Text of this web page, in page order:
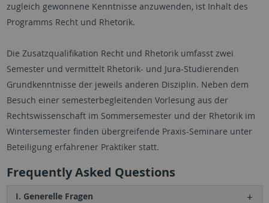
zugleich gewonnene Kenntnisse anzuwenden, ist Inhalt des
Programms Recht und Rhetorik.
Die Zusatzqualifikation Recht und Rhetorik umfasst zwei
Semester und vermittelt Rhetorik- und Jura-Studierenden
Grundkenntnisse der jeweils anderen Disziplin. Neben dem
Besuch einer semesterbegleitenden Vorlesung aus der
Rechtswissenschaft im Sommersemester und der Rhetorik im
Wintersemester finden übergreifende Praxis-Seminare unter
Beteiligung erfahrener Praktiker statt.
Frequently Asked Questions
I. Generelle Fragen